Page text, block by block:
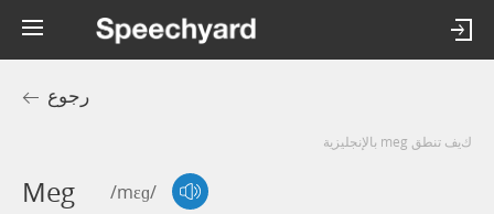
رجوع
كيف تنطق meg بالإنجليزية
Meg /mɛɡ/